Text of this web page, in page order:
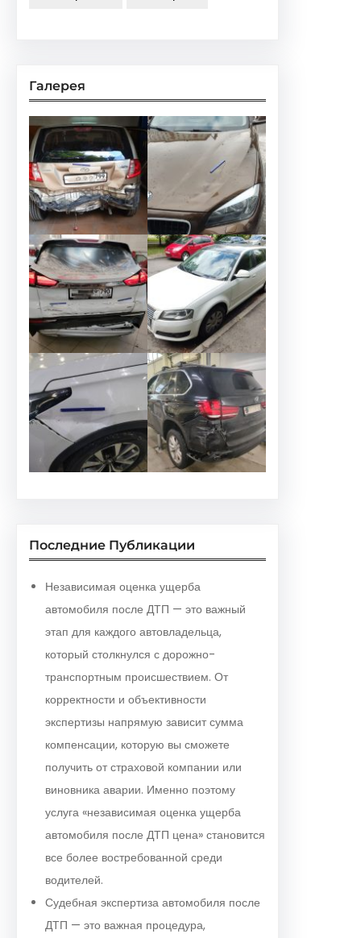
Галерея
Последние Публикации
Независимая оценка ущерба
автомобиля после ДТП — это важный
этап для каждого автовладельца,
который столкнулся с дорожно-
транспортным происшествием. От
корректности и объективности
экспертизы напрямую зависит сумма
компенсации, которую вы сможете
получить от страховой компании или
виновника аварии. Именно поэтому
услуга «независимая оценка ущерба
автомобиля после ДТП цена» становится
все более востребованной среди
водителей.
Судебная экспертиза автомобиля после
ДТП — это важная процедура,